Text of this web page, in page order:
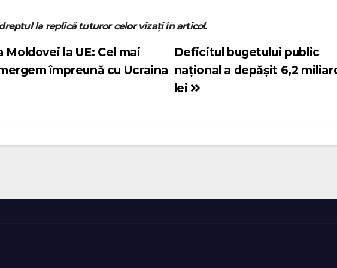
la replică tuturor celor vizați în articol.
Deficitul bugetului public
național a depășit 6,2
lei
la UE: Cel mai
împreună cu Ucraina